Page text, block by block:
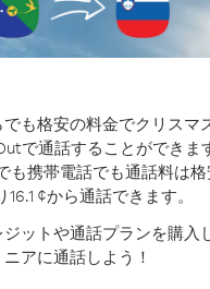
も格安の料金でクリスマ
で通話することができま
も携帯電話でも通話料は格
16.1 ¢から通話できます。
ットや通話プランを購入
ニアに通話しよう！